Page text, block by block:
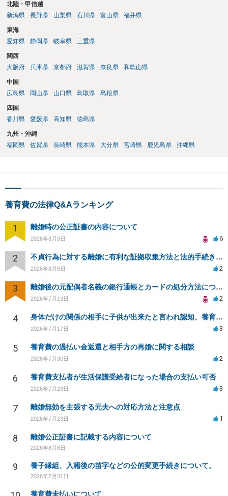
北陸・甲信越
新潟県
長野県 山梨県 石川県 富山県 福井県
東海
愛知県
静岡県 岐阜県 三重県
関西
大阪府
兵庫県 京都府 滋賀県 奈良県 和歌山県
中国
広島県
岡山県 山口県 鳥取県 島根県
四国
香川県
愛媛県 高知県 徳島県
九州・沖縄
福岡県
佐賀県 長崎県 熊本県 大分県 宮崎県 鹿児島県 沖縄県
養育費の法律Q&Aランキング
1 離婚時の公正証書の内容について
2026年8月3日 6
2 不貞行為に対する離婚に有利な証拠収集方法と法的手続きについて
2026年8月5日 2
3 離婚後の元配偶者名義の銀行通帳とカードの処分方法について
2026年7月13日 2
4 身体だけの関係の相手に子供が出来たと言われ認知、養育費を要求されているが自身の子供か分からない
2026年7月17日 3
5 養育費の過払い金返還と相手方の再婚に関する相談
2026年7月30日 2
6 養育費支払者が生活保護受給者になった場合の支払い可否
2026年7月23日 3
7 離婚無効を主張する元夫への対応方法と注意点
2026年7月23日 1
8 離婚公正証書に記載する内容について
2026年8月8日
9 養子縁組、入籍後の苗字などの公的変更手続きについて。
2026年7月31日
養育費未払いについて